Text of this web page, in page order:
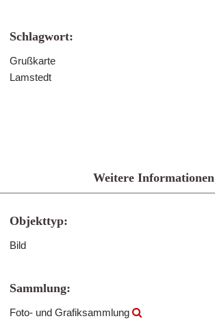
Schlagwort:
Grußkarte
Lamstedt
Weitere Informationen
Objekttyp:
Bild
Sammlung:
Foto- und Grafiksammlung